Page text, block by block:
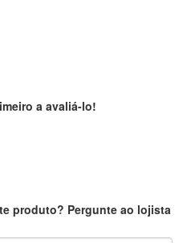
a avaliá-lo!
produto? Pergunte ao lojista